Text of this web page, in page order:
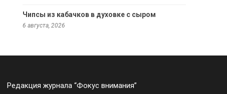
Чипсы из кабачков в духовке с сыром
6 августа, 2026
Редакция журнала “Фокус внимания”